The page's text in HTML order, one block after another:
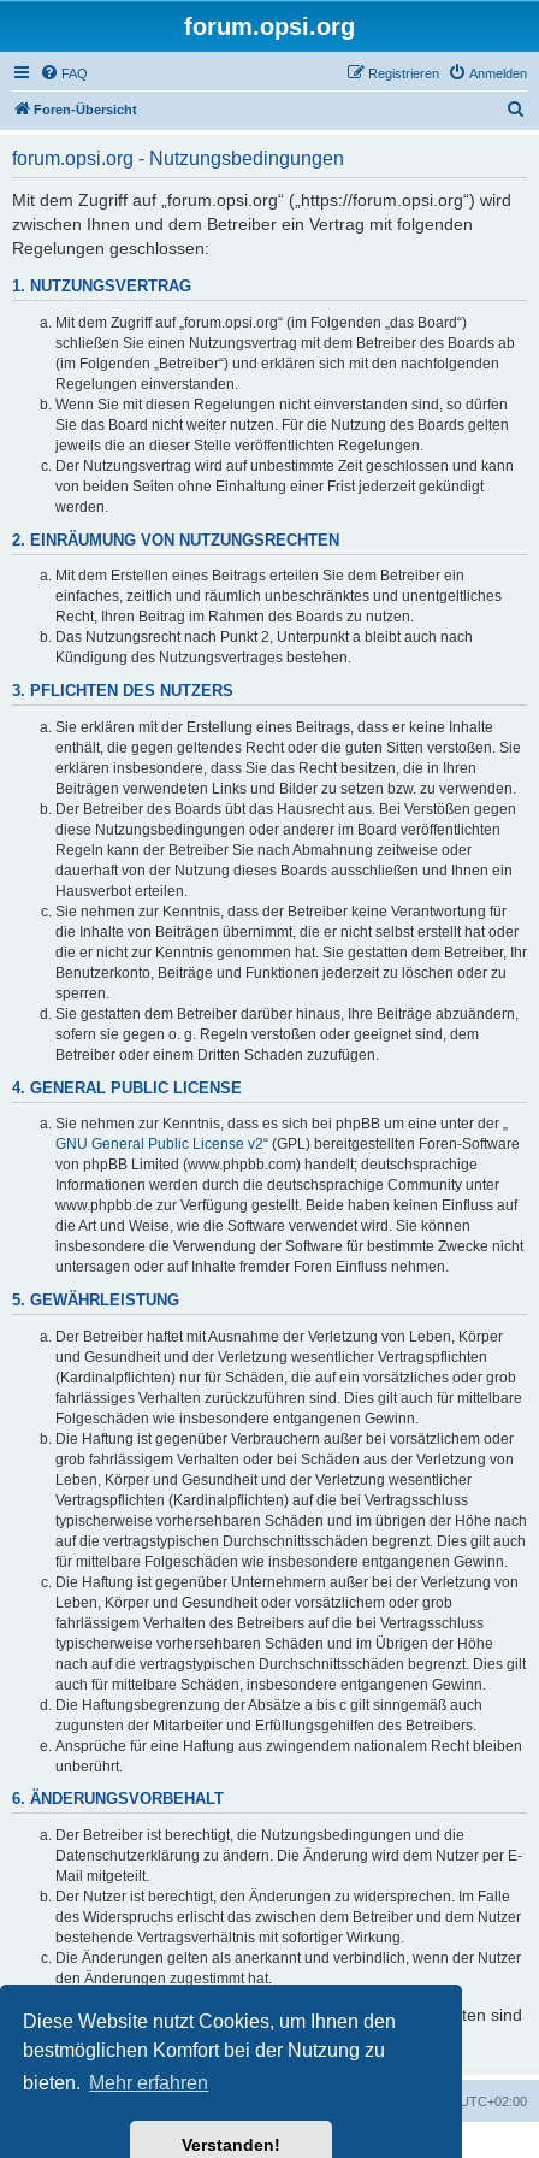
Diese Website nutzt Cookies, um Ihnen den
bestmöglichen Komfort bei der Nutzung zu
bieten. Mehr erfahren
Verstanden!
forum.opsi.org
FAQ Anmelden
Registrieren
Foren-Übersicht
forum.opsi.org - Nutzungsbedingungen
Mit dem Zugriff auf „forum.opsi.org“ („https://forum.opsi.org“) wird
zwischen Ihnen und dem Betreiber ein Vertrag mit folgenden
Regelungen geschlossen:
1. NUTZUNGSVERTRAG
Mit dem Zugriff auf „forum.opsi.org“ (im Folgenden „das Board“)
schließen Sie einen Nutzungsvertrag mit dem Betreiber des Boards ab
(im Folgenden „Betreiber“) und erklären sich mit den nachfolgenden
Regelungen einverstanden.
Wenn Sie mit diesen Regelungen nicht einverstanden sind, so dürfen
Sie das Board nicht weiter nutzen. Für die Nutzung des Boards gelten
jeweils die an dieser Stelle veröffentlichten Regelungen.
Der Nutzungsvertrag wird auf unbestimmte Zeit geschlossen und kann
von beiden Seiten ohne Einhaltung einer Frist jederzeit gekündigt
werden.
2. EINRÄUMUNG VON NUTZUNGSRECHTEN
Mit dem Erstellen eines Beitrags erteilen Sie dem Betreiber ein
einfaches, zeitlich und räumlich unbeschränktes und unentgeltliches
Recht, Ihren Beitrag im Rahmen des Boards zu nutzen.
Das Nutzungsrecht nach Punkt 2, Unterpunkt a bleibt auch nach
Kündigung des Nutzungsvertrages bestehen.
3. PFLICHTEN DES NUTZERS
Sie erklären mit der Erstellung eines Beitrags, dass er keine Inhalte
enthält, die gegen geltendes Recht oder die guten Sitten verstoßen. Sie
erklären insbesondere, dass Sie das Recht besitzen, die in Ihren
Beiträgen verwendeten Links und Bilder zu setzen bzw. zu verwenden.
Der Betreiber des Boards übt das Hausrecht aus. Bei Verstößen gegen
diese Nutzungsbedingungen oder anderer im Board veröffentlichten
Regeln kann der Betreiber Sie nach Abmahnung zeitweise oder
dauerhaft von der Nutzung dieses Boards ausschließen und Ihnen ein
Hausverbot erteilen.
Sie nehmen zur Kenntnis, dass der Betreiber keine Verantwortung für
die Inhalte von Beiträgen übernimmt, die er nicht selbst erstellt hat oder
die er nicht zur Kenntnis genommen hat. Sie gestatten dem Betreiber, Ihr
Benutzerkonto, Beiträge und Funktionen jederzeit zu löschen oder zu
sperren.
Sie gestatten dem Betreiber darüber hinaus, Ihre Beiträge abzuändern,
sofern sie gegen o. g. Regeln verstoßen oder geeignet sind, dem
Betreiber oder einem Dritten Schaden zuzufügen.
4. GENERAL PUBLIC LICENSE
Sie nehmen zur Kenntnis, dass es sich bei phpBB um eine unter der „
GNU General Public License v2“ (GPL) bereitgestellten Foren-Software
von phpBB Limited (www.phpbb.com) handelt; deutschsprachige
Informationen werden durch die deutschsprachige Community unter
www.phpbb.de zur Verfügung gestellt. Beide haben keinen Einfluss auf
die Art und Weise, wie die Software verwendet wird. Sie können
insbesondere die Verwendung der Software für bestimmte Zwecke nicht
untersagen oder auf Inhalte fremder Foren Einfluss nehmen.
5. GEWÄHRLEISTUNG
Der Betreiber haftet mit Ausnahme der Verletzung von Leben, Körper
und Gesundheit und der Verletzung wesentlicher Vertragspflichten
(Kardinalpflichten) nur für Schäden, die auf ein vorsätzliches oder grob
fahrlässiges Verhalten zurückzuführen sind. Dies gilt auch für mittelbare
Folgeschäden wie insbesondere entgangenen Gewinn.
Die Haftung ist gegenüber Verbrauchern außer bei vorsätzlichem oder
grob fahrlässigem Verhalten oder bei Schäden aus der Verletzung von
Leben, Körper und Gesundheit und der Verletzung wesentlicher
Vertragspflichten (Kardinalpflichten) auf die bei Vertragsschluss
typischerweise vorhersehbaren Schäden und im übrigen der Höhe nach
auf die vertragstypischen Durchschnittsschäden begrenzt. Dies gilt auch
für mittelbare Folgeschäden wie insbesondere entgangenen Gewinn.
Die Haftung ist gegenüber Unternehmern außer bei der Verletzung von
Leben, Körper und Gesundheit oder vorsätzlichem oder grob
fahrlässigem Verhalten des Betreibers auf die bei Vertragsschluss
typischerweise vorhersehbaren Schäden und im Übrigen der Höhe
nach auf die vertragstypischen Durchschnittsschäden begrenzt. Dies gilt
auch für mittelbare Schäden, insbesondere entgangenen Gewinn.
Die Haftungsbegrenzung der Absätze a bis c gilt sinngemäß auch
zugunsten der Mitarbeiter und Erfüllungsgehilfen des Betreibers.
Ansprüche für eine Haftung aus zwingendem nationalem Recht bleiben
unberührt.
6. ÄNDERUNGSVORBEHALT
Der Betreiber ist berechtigt, die Nutzungsbedingungen und die
Datenschutzerklärung zu ändern. Die Änderung wird dem Nutzer per E-
Mail mitgeteilt.
Der Nutzer ist berechtigt, den Änderungen zu widersprechen. Im Falle
des Widerspruchs erlischt das zwischen dem Betreiber und dem Nutzer
bestehende Vertragsverhältnis mit sofortiger Wirkung.
Die Änderungen gelten als anerkannt und verbindlich, wenn der Nutzer
den Änderungen zugestimmt hat.
Informationen über den Umgang mit Ihren persönlichen Daten sind
in der Datenschutzerklärung enthalten.
UTC+02:00
Powered byphpBB® Forum Software © phpBB Limited